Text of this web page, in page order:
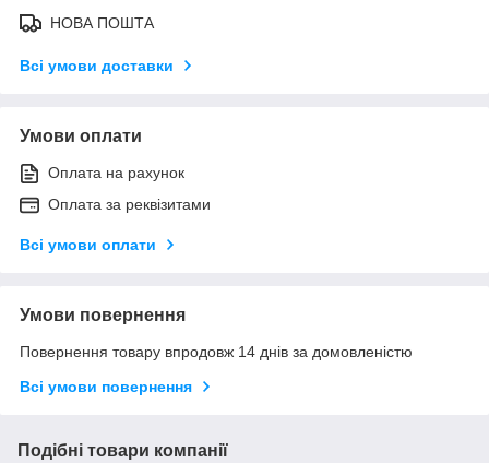
НОВА ПОШТА
Всі умови доставки
Умови оплати
Оплата на рахунок
Оплата за реквізитами
Всі умови оплати
Умови повернення
Повернення товару впродовж 14 днів за домовленістю
Всі умови повернення
Подібні товари компанії